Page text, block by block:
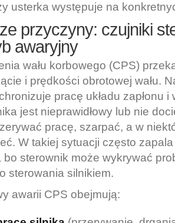
usterka występuje na
przyczyny: czujniki
awaryjny
wału korbowego (CPS)
i prędkości obrotowej wału.
pracę układu zapłonu i
jest nieprawidłowy lub nie
pracę, szarpać, a w
W takiej sytuacji często
bo sterownik może wykrywać
sterowania silnikiem.
awarii CPS obejmują: